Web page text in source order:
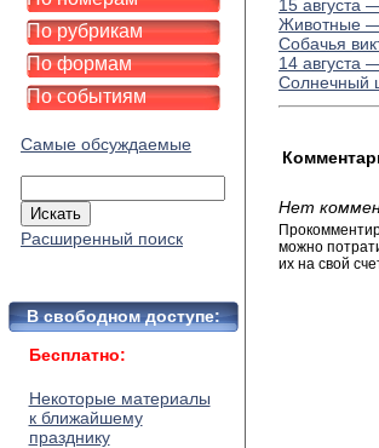
По рубрикам
По формам
По событиям
Самые обсуждаемые
Расширенный поиск
В свободном доступе:
Бесплатно:
Некоторые материалы
к ближайшему
празднику
15 августа
Животные —
Собачья
14 августа
Солнечный
Нет
можно
их на свой